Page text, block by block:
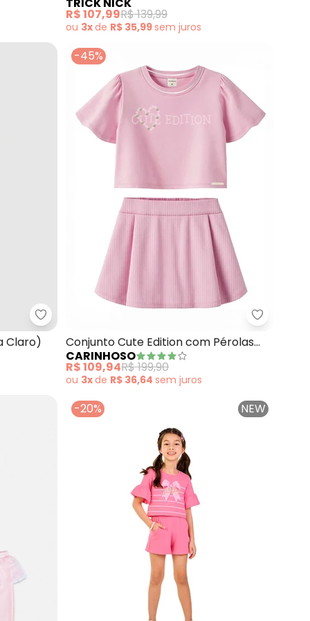
(Rosa)
R$ 107,99R$ 139,99
ou 3xde R$ 35,99sem juros
(Rosa)
Carinhoso - Conjunto Saia Plissada (Rosa Claro)
Claro)
-45%
Conjunto Cute Edition com Pérolas
(Rosa Claro)
CARINHOSO
R$ 109,94R$ 199,90
ou 3xde R$ 36,64 sem juros
-20% NEW